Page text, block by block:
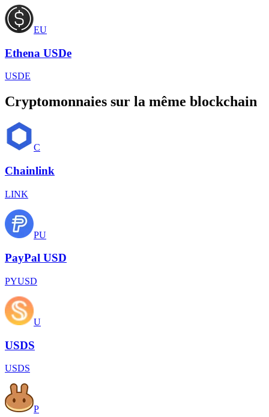
EU
Ethena USDe
USDE
Cryptomonnaies sur la même blockchain
C
Chainlink
LINK
PU
PayPal USD
PYUSD
U
USDS
USDS
P